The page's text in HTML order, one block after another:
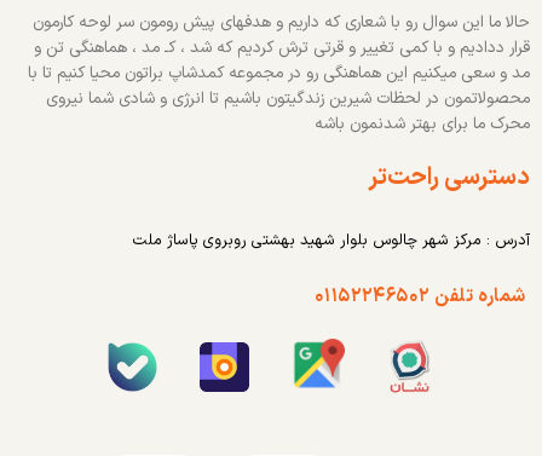
حالا ما این سوال رو با شعاری که داریم و هدفهای پیش رومون سر لوحه کارمون
قرار ددادیم و با کمی تغییر و قرتی ترش کردیم که شد ، کـ مد ، هماهنگی تن و
مد و سعی میکنیم این هماهنگی رو در مجموعه کمدشاپ براتون محیا کنیم تا با
محصولاتمون در لحظات شیرین زندگیتون باشیم تا انرژی و شادی شما نیروی
محرک ما برای بهتر شدنمون باشه
دسترسی راحت‌تر
آدرس : مرکز شهر چالوس بلوار شهید بهشتی روبروی پاساژ ملت
شماره تلفن ۰۱۱۵۲۲۴۶۵۰۲